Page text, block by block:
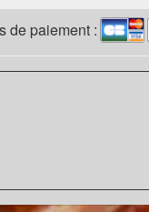
de paiement :